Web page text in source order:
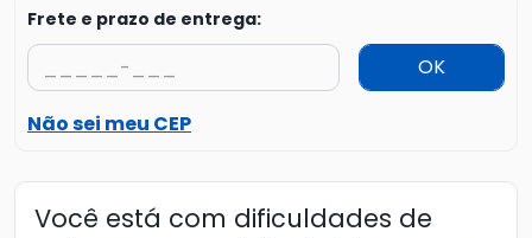
Frete e prazo de entrega:
OK
Não sei meu CEP
Você está com dificuldades de